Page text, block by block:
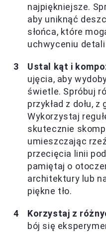
najpiękniejsze.
aby uniknąć
słońca, które
uchwyceniu detali
Ustal kąt i
ujęcia, aby
świetle. Spróbuj
przykład z dołu, z
Wykorzystaj
skutecznie
umieszczając
przecięcia linii
pamiętaj o
architektury lub
piękne tło.
Korzystaj z
bój się